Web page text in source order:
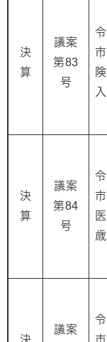
決
算
議案
第83
号
決
算
議案
第84
号
決
議案